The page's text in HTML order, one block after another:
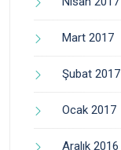
Mart 2017
Şubat 2017
Ocak 2017
Aralık 2016